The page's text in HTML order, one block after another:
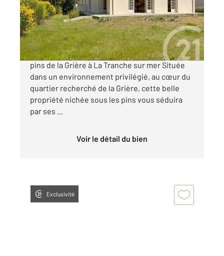
Maison à vendre
581 000 €
À vendre Spacieuse maison familiale sous les
pins de la Grière à La Tranche sur mer Située
dans un environnement privilégié, au cœur du
quartier recherché de la Grière, cette belle
propriété nichée sous les pins vous séduira
par ses ...
Voir le détail du bien
Exclusivité